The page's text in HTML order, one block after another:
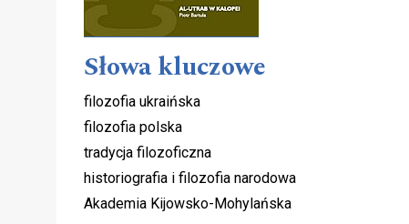
Słowa kluczowe
filozofia ukraińska
filozofia polska
tradycja filozoficzna
historiografia i filozofia narodowa
Akademia Kijowsko-Mohylańska